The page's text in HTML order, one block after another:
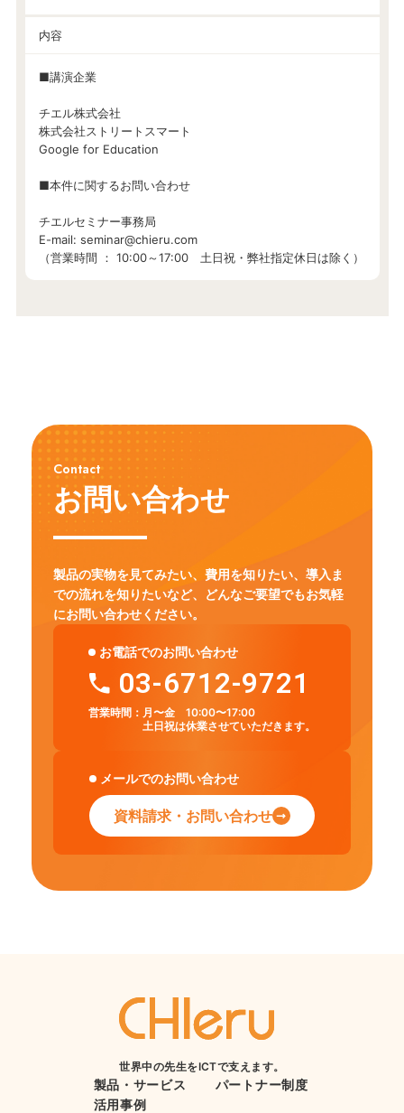
内容
■講演企業
チエル株式会社
株式会社ストリートスマート
Google for Education
■本件に関するお問い合わせ
チエルセミナー事務局
E-mail: seminar@chieru.com
（営業時間 ： 10:00～17:00 土日祝・弊社指定休日は除く）
Contact
お問い合わせ
製品の実物を見てみたい、費用を知りたい、導入ま
での流れを知りたいなど、
どんなご要望でもお気軽
にお問い合わせください。
お電話でのお問い合わせ
03-6712-9721
営業時間： 月〜金 10:00〜17:00
土日祝は休業させていただきます。
メールでのお問い合わせ
資料請求・お問い合わせ
世界中の先生をICTで支えます。
製品・サービス
活用事例
パートナー制度